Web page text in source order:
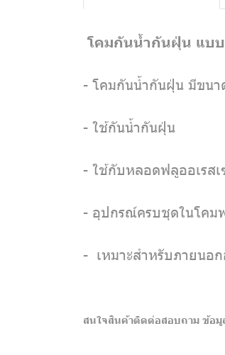
โคมกันน้ำกันฝุ่น แบ
- โคมกันน้ำกันฝุ่น มีขน
- ใช้กันน้ำกันฝุ่น
- ใช้กับหลอดฟลูออเรส
- อุปกรณ์ครบชุดในโคม
- เหมาะสำหรับภายนอก
สนใจสินค้าติดต่อสอบถาม ข้อมู